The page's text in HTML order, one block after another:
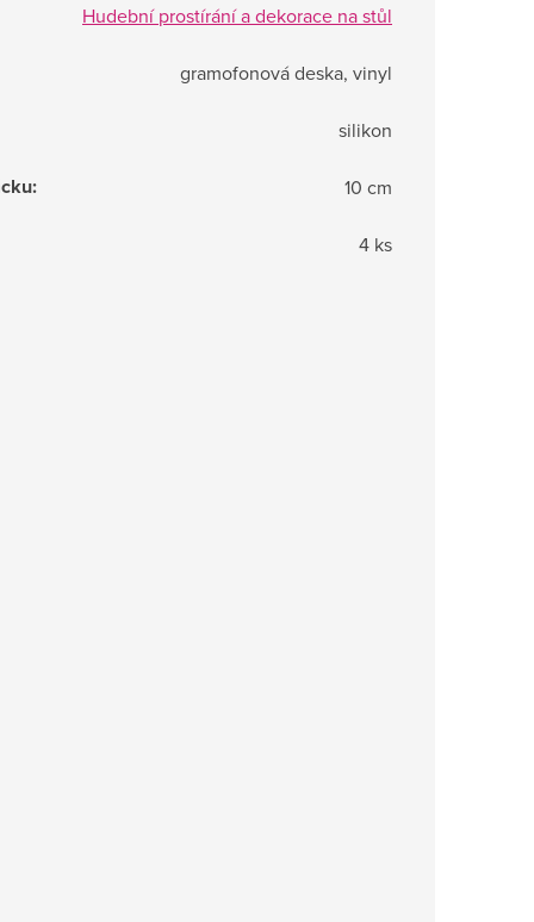
Hudební prostírání a dekorace na stůl
gramofonová deska, vinyl
silikon
: 10 cm
4 ks